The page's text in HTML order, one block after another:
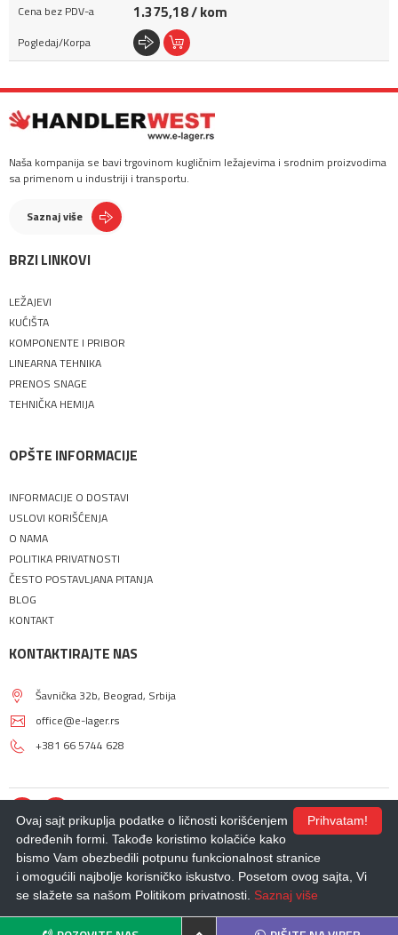
1.375,18 / kom
Naša kompanija se bavi trgovinom kugličnim ležajevima i srodnim proizvodima
sa primenom u industriji i transportu.
Saznaj više
BRZI LINKOVI
LEŽAJEVI
KUĆIŠTA
KOMPONENTE I PRIBOR
LINEARNA TEHNIKA
PRENOS SNAGE
TEHNIČKA HEMIJA
OPŠTE INFORMACIJE
INFORMACIJE O DOSTAVI
USLOVI KORIŠĆENJA
O NAMA
POLITIKA PRIVATNOSTI
ČESTO POSTAVLJANA PITANJA
BLOG
KONTAKT
KONTAKTIRAJTE NAS
Šavnička 32b, Beograd, Srbija
office@e-lager.rs
+381 66 5744 628
© 2018 - 2026 |E-LAGER. Sva prava zadržana.
Izdrada Internet prodavnice,Izrada sajta,Izrada mobilnih aplikacijaiSEO
optimizacija sajta - *nbgteam.com
Prihvatam!
Ovaj sajt prikuplja podatke o ličnosti korišćenjem
određenih formi. Takođe koristimo kolačiće kako
bismo Vam obezbedili potpunu funkcionalnost stranice
i omogućili najbolje korisničko iskustvo. Posetom ovog sajta, Vi
se slažete sa našom Politikom privatnosti. Saznaj više